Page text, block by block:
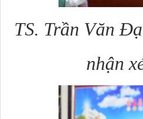
TS. Trần Văn
nhận